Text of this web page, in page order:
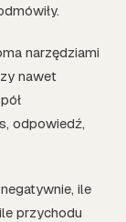
narzędziami
nawet
odpowiedź,
ile
przychodu